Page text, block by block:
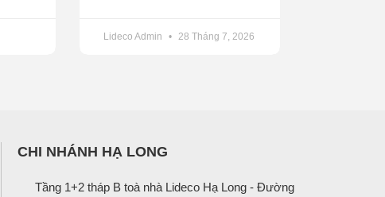
Lideco Admin 28 Tháng 7, 2026
CHI NHÁNH HẠ LONG
Tầng 1+2 tháp B toà nhà Lideco Hạ Long - Đường